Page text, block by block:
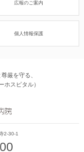
広報のご案内
個人情報保護
厳を守る、
ホスピタル）
2-30-1